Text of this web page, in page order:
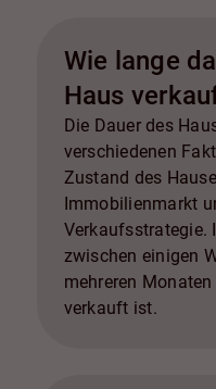
Wie lange
Haus
Die Dauer des
verschiedenen
Zustand des
Immobilienmarkt
Verkaufsstrategie.
zwischen einigen
mehreren
verkauft ist.